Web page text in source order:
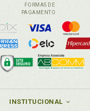
FORMAS DE
PAGAMENTO
INSTITUCIONAL